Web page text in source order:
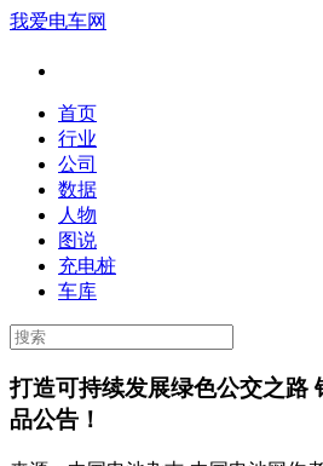
我爱电车网
首页
行业
公司
数据
人物
图说
充电桩
车库
打造可持续发展绿色公交之路
品公告！